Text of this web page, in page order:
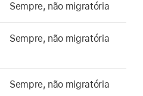
Sempre, não migratória
Sempre, não migratória
Sempre, não migratória